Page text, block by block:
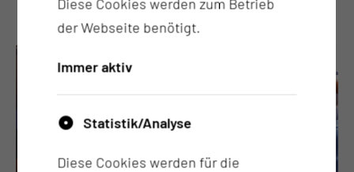
Diese Cookies werden zum Betrieb
der Webseite benötigt.
Immer aktiv
Statistik/Analyse
Diese Cookies werden für die